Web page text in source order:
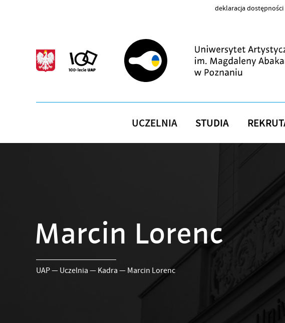
deklaracja dostępności
UCZELNIA STUDIA
Marcin Lorenc
UAP— Uczelnia — Kadra — Marcin Lorenc